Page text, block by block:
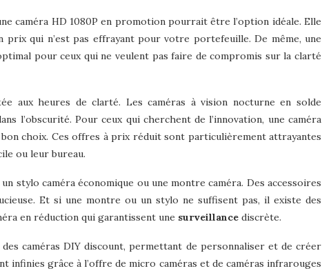
caméra HD 1080P en promotion pourrait être l’option idéale. Elle
prix qui n’est pas effrayant pour votre portefeuille. De même, une
pour ceux qui ne veulent pas faire de compromis sur la clarté
aux heures de clarté. Les caméras à vision nocturne en solde
l’obscurité. Pour ceux qui cherchent de l’innovation, une caméra
choix. Ces offres à prix réduit sont particulièrement attrayantes
ou leur bureau.
stylo caméra économique ou une montre caméra. Des accessoires
Et si une montre ou un stylo ne suffisent pas, il existe des
en réduction qui garantissent une surveillance discrète.
caméras DIY discount, permettant de personnaliser et de créer
infinies grâce à l’offre de micro caméras et de caméras infrarouges